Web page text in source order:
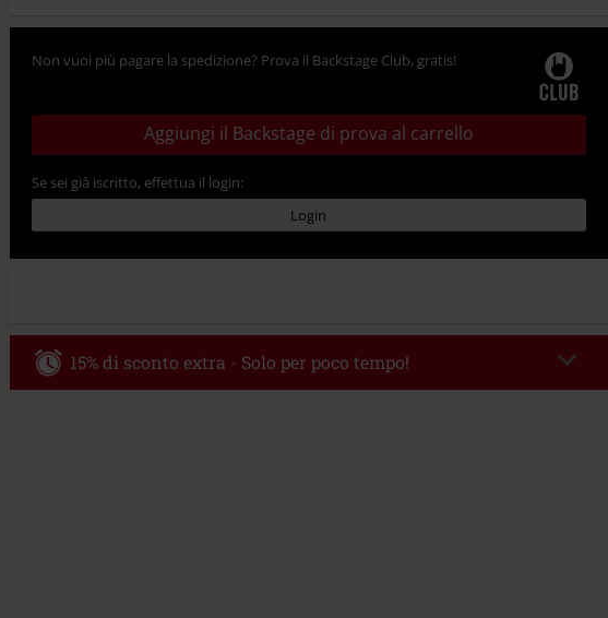
Non vuoi più pagare la spedizione? Prova il Backstage Club, gratis!
Aggiungi il Backstage di prova al carrello
Se sei già iscritto, effettua il login:
Login
15% di sconto extra - Solo per poco tempo!